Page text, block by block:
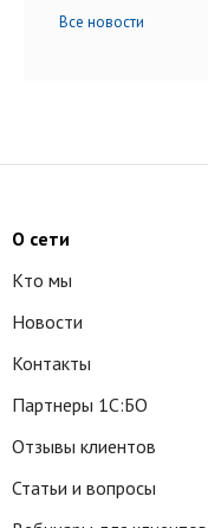
Все новости
О сети
Кто мы
Новости
Контакты
Партнеры 1С:БО
Отзывы клиентов
Статьи и вопросы